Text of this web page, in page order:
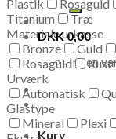
efter:
DKK0,00
Ingen
Kurv
Plastik
Rosaguld
Titanium
Træ
Materiale urkasse
Bronze
Guld
Rosaguld
Urværk
Automatisk
Glastype
Mineral
Plexi